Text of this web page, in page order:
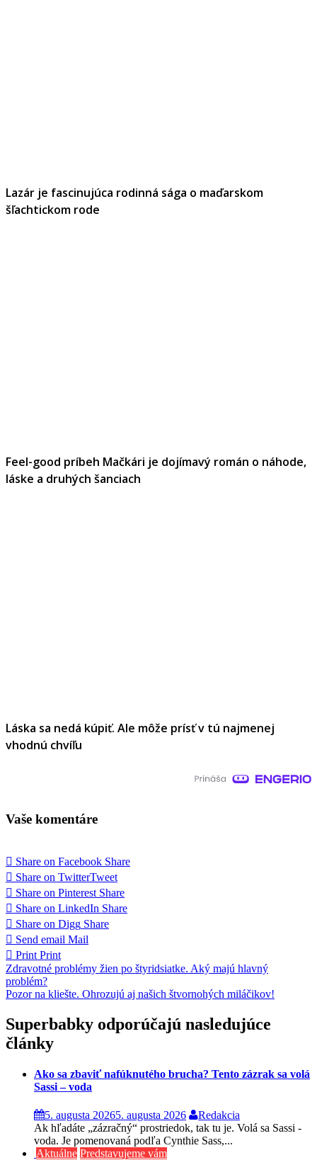
Lazár je fascinujúca rodinná sága o maďarskom
šľachtickom rode
Feel-good príbeh Mačkári je dojímavý román o náhode,
láske a druhých šanciach
Láska sa nedá kúpiť. Ale môže prísť v tú najmenej
vhodnú chvíľu
Vaše komentáre
Share on Facebook Share
Share on TwitterTweet
Share on Pinterest Share
Share on LinkedIn Share
Share on Digg Share
Send email Mail
Print Print
Navigácia
v
Zdravotné problémy žien po štyridsiatke. Aký majú hlavný
problém?
Pozor na kliešte. Ohrozujú aj našich štvornohých miláčikov!
Superbabky odporúčajú nasledujúce
články
Ako sa zbaviť nafúknutého brucha? Tento zázrak sa volá
Sassi – voda
5. augusta 20265. augusta 2026
Redakcia
Ak hľadáte „zázračný“ prostriedok, tak tu je. Volá sa Sassi -
voda. Je pomenovaná podľa Cynthie Sass,...
Aktuálne Predstavujeme vám